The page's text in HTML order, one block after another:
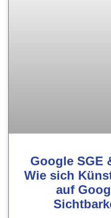
Google SGE
Wie sich
auf